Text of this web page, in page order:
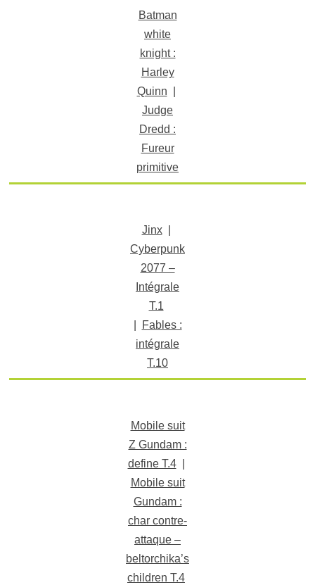
Batman
white
knight :
Harley
Quinn
Judge
Dredd :
Fureur
primitive
Jinx|
Cyberpunk
2077 –
Intégrale
T.1
Fables :
intégrale
T.10
Mobile suit
Z Gundam :
define T.4|
Mobile suit
Gundam :
char contre-
attaque –
beltorchika’s
children T.4